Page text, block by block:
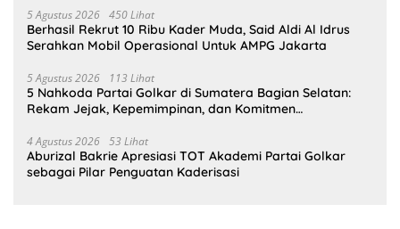
5 Agustus 2026 450 Lihat
Berhasil Rekrut 10 Ribu Kader Muda, Said Aldi Al Idrus
Serahkan Mobil Operasional Untuk AMPG Jakarta
5 Agustus 2026 113 Lihat
5 Nahkoda Partai Golkar di Sumatera Bagian Selatan:
Rekam Jejak, Kepemimpinan, dan Komitmen
4 Agustus 2026 53 Lihat
Aburizal Bakrie Apresiasi TOT Akademi Partai Golkar
sebagai Pilar Penguatan Kaderisasi